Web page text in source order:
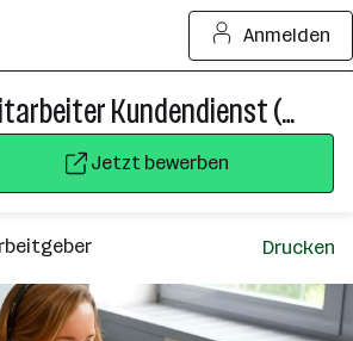
Anmelden
Technischer Mitarbeiter Kundendienst (m/w/d) im Innendienst
Jetzt bewerben
Drucken